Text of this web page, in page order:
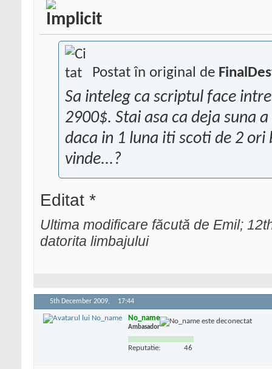
Postat în original de
Sa inteleg ca scriptul face
2900$. Stai asa ca deja suna
daca in 1 luna iti scoti de 2
vinde...?
Editat *
Ultima modificare făcută de Emil;
datorita limbajului
5th December 2009, 17:44
No_name
Ambasador
Reputatie: 46